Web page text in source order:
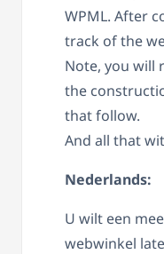
WPML. After
track of the
Note, you will
the
that follow.
And all that
Nederlands:
U wilt een
webwinkel